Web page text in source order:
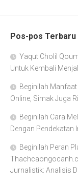
Pos-pos Terbaru
Yaqut Cholil
Untuk Kembali
Beginilah
Online, Simak Juga
Beginilah Cara
Dengan Pendekatan
Beginilah Peran
Jurnalistik: Analisis